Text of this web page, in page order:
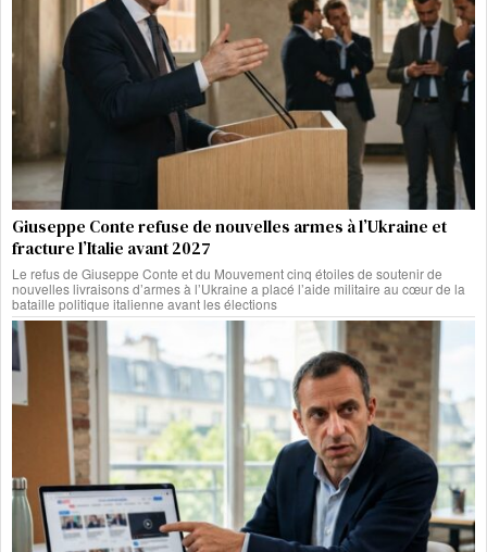
Giuseppe Conte refuse de nouvelles armes à l’Ukraine et
fracture l’Italie avant 2027
Le refus de Giuseppe Conte et du Mouvement cinq étoiles de soutenir de
nouvelles livraisons d’armes à l’Ukraine a placé l’aide militaire au cœur de la
bataille politique italienne avant les élections